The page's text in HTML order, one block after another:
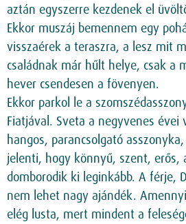
aztán egyszerre kezdenek el
Ekkor muszáj bemennem egy
visszaérek a teraszra, a lesz mit
családnak már hűlt helye, csak a
hever csendesen a fövenyen.
Ekkor parkol le a
Fiatjával. Sveta a negyvenes évei
hangos, parancsolgató
jelenti, hogy könnyű, szent, erős,
domborodik ki leginkább. A férje,
nem lehet nagy ajándék.
elég lusta, mert mindent a